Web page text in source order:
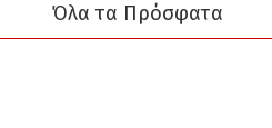
Όλα τα Πρόσφατα